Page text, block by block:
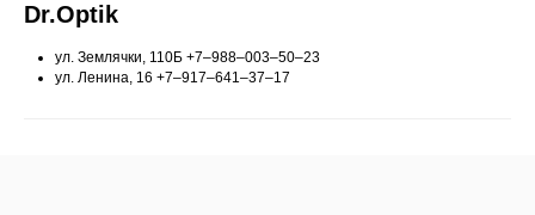
Dr.Optik
ул. Землячки, 110Б +7‒988‒003‒50‒23
ул. Ленина, 16 +7‒917‒641‒37‒17